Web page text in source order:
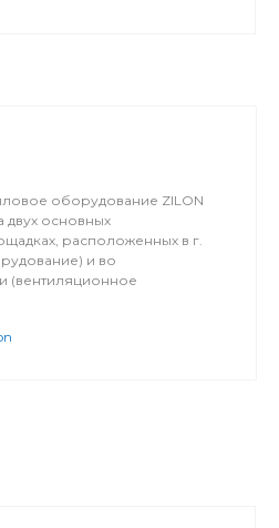
оборудование ZILON
двух основных
расположенных в г.
и во
(вентиляционное